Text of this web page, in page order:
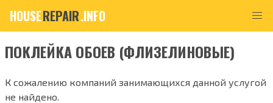
HOUSEREPAIR.INFO
ПОКЛЕЙКА ОБОЕВ (ФЛИЗЕЛИНОВЫЕ)
К сожалению компаний занимающихся данной услугой
не найдено.